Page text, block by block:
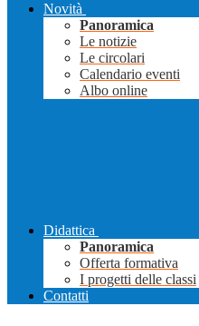
Novità
Panoramica
Le notizie
Le circolari
Calendario eventi
Albo online
Didattica
Panoramica
Offerta formativa
I progetti delle classi
Contatti